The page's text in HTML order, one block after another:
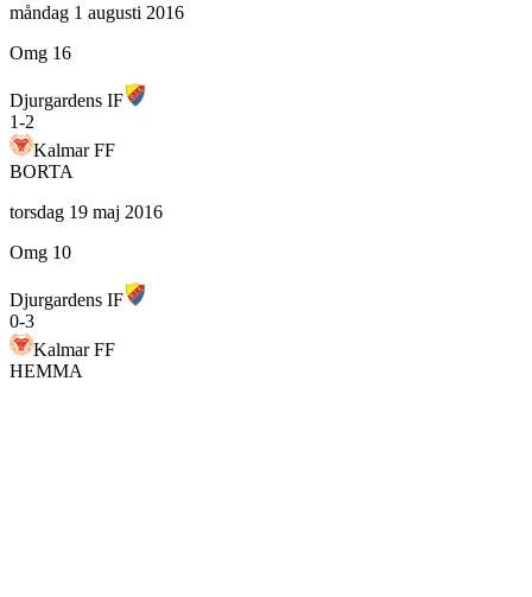
måndag 1 augusti 2016
Omg 16
Djurgardens IF
1-2
Kalmar FF
BORTA
torsdag 19 maj 2016
Omg 10
Djurgardens IF
0-3
Kalmar FF
HEMMA